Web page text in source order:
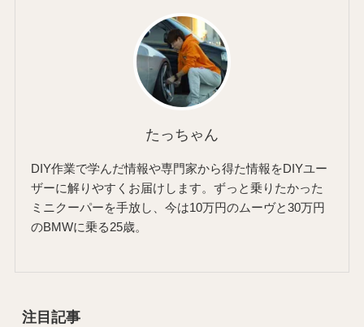
たっちゃん
DIY作業で学んだ情報や専門家から得た情報をDIYユー
ザーに解りやすくお届けします。ずっと乗りたかった
ミニクーパーを手放し、今は10万円のムーヴと30万円
のBMWに乗る25歳。
注目記事